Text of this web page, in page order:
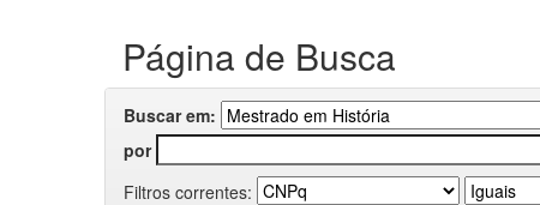
Página de Busca
Buscar em:
por
Filtros correntes: